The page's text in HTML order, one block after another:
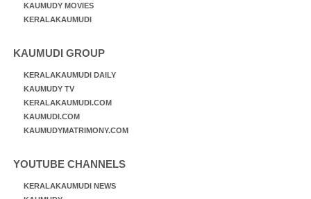
KAUMUDY MOVIES
KERALAKAUMUDI
KAUMUDI GROUP
KERALAKAUMUDI DAILY
KAUMUDY TV
KERALAKAUMUDI.COM
KAUMUDI.COM
KAUMUDYMATRIMONY.COM
YOUTUBE CHANNELS
KERALAKAUMUDI NEWS